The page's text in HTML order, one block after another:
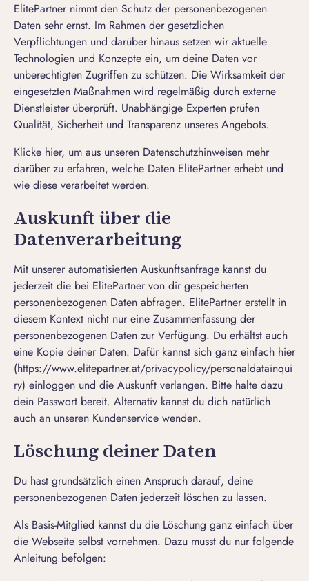
ElitePartner nimmt den Schutz der personenbezogenen
Daten sehr ernst. Im Rahmen der gesetzlichen
Verpflichtungen und darüber hinaus setzen wir aktuelle
Technologien und Konzepte ein, um deine Daten vor
unberechtigten Zugriffen zu schützen. Die Wirksamkeit der
eingesetzten Maßnahmen wird regelmäßig durch externe
Dienstleister überprüft. Unabhängige Experten prüfen
Qualität, Sicherheit und Transparenz unseres Angebots.
Klicke hier, um aus unseren Datenschutzhinweisen mehr
darüber zu erfahren, welche Daten ElitePartner erhebt und
wie diese verarbeitet werden.
Auskunft über die
Datenverarbeitung
Mit unserer automatisierten Auskunftsanfrage kannst du
jederzeit die bei ElitePartner von dir gespeicherten
personenbezogenen Daten abfragen. ElitePartner erstellt in
diesem Kontext nicht nur eine Zusammenfassung der
personenbezogenen Daten zur Verfügung. Du erhältst auch
eine Kopie deiner Daten. Dafür kannst sich ganz einfach hier
(https://www.elitepartner.at/privacypolicy/personaldatainqui
ry) einloggen und die Auskunft verlangen. Bitte halte dazu
dein Passwort bereit. Alternativ kannst du dich natürlich
auch an unseren Kundenservice wenden.
Löschung deiner Daten
Du hast grundsätzlich einen Anspruch darauf, deine
personenbezogenen Daten jederzeit löschen zu lassen.
Als Basis-Mitglied kannst du die Löschung ganz einfach über
die Webseite selbst vornehmen. Dazu musst du nur folgende
Anleitung befolgen: